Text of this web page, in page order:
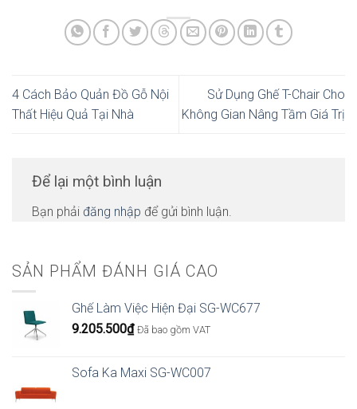
SẢN PHẨM ĐÁNH GIÁ CAO
Ghế Làm Việc Hiện Đại SG-WC677
9.205.500₫ Đã bao gồm VAT
Sofa Ka Maxi SG-WC007
4 Cách Bảo Quản Đồ Gỗ Nội
Thất Hiệu Quả Tại Nhà
Sử Dụng Ghế T-Chair Cho
Không Gian Nâng Tầm Giá Trị
Để lại một bình luận
Bạn phải đăng nhập để gửi bình luận.